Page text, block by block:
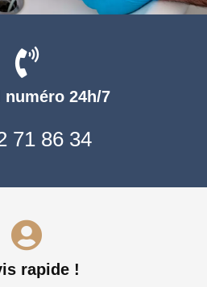
numéro 24h/7
71 86 34
rapide !